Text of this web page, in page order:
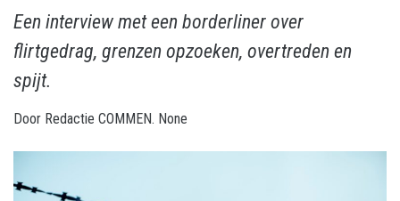
Een interview met een borderliner over
flirtgedrag, grenzen opzoeken, overtreden en
spijt.
Door Redactie COMMEN. None